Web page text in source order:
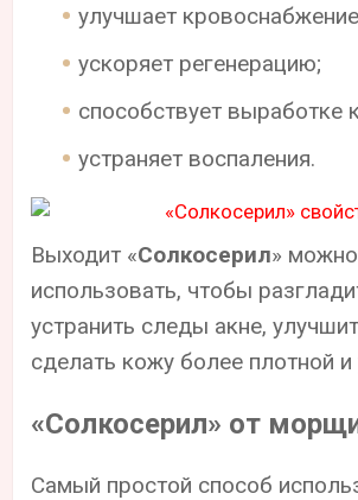
улучшает
ускоряет регенерацию;
способствует выработке
устраняет воспаления.
Выходит «Солкосерил» можно
использовать, чтобы
устранить следы акне,
сделать кожу более плотной и
«Солкосерил» от
Самый простой способ